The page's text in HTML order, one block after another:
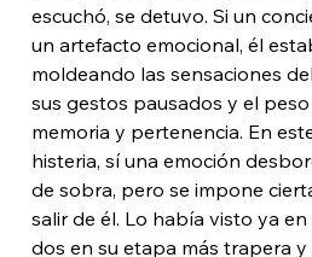
escuchó, se detuvo. Si un
un artefacto emocional, él
moldeando las sensaciones
sus gestos pausados y el
memoria y pertenencia. En
histeria, sí una emoción
de sobra, pero se impone
salir de él. Lo había visto ya
dos en su etapa más trapera